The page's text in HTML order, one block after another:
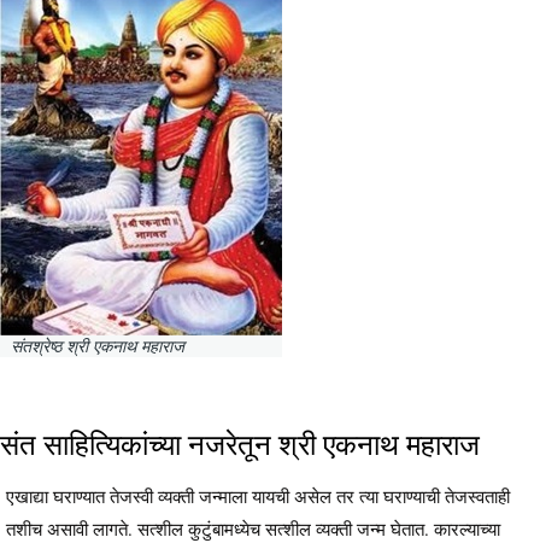
संतश्रेष्ठ श्री एकनाथ महाराज
संत साहित्यिकांच्या नजरेतून श्री एकनाथ महाराज
एखाद्या घराण्यात तेजस्वी व्यक्ती जन्माला यायची असेल तर त्या घराण्याची तेजस्वताही
तशीच असावी लागते. सत्शील कुटुंबामध्येच सत्शील व्यक्ती जन्म घेतात. कारल्याच्या